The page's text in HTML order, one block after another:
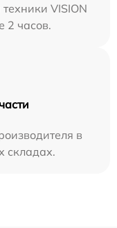
VISION
2 часов.
в
складах.